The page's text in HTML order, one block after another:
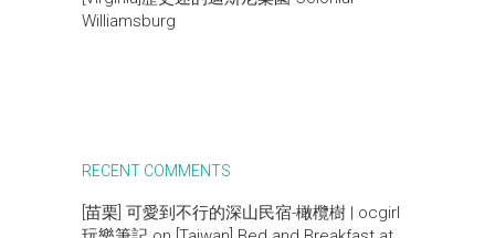
Williamsburg
RECENT COMMENTS
[苗栗] 可愛到不行的深山民宿-橄欖樹 | ocgirl